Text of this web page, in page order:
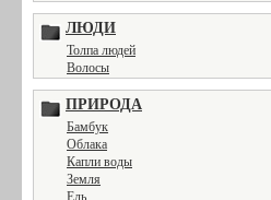
ЛЮДИ
Толпа людей
Волосы
ПРИРОДА
Бамбук
Облака
Капли воды
Земля
Ель